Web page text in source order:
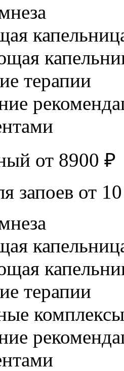
терапии
от 8900 ₽
запоев от
терапии
комплексы